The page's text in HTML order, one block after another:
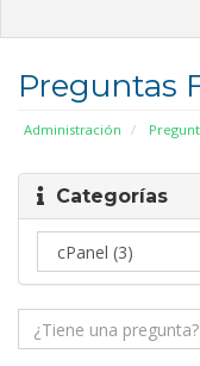
Preguntas
Administración
Categorías